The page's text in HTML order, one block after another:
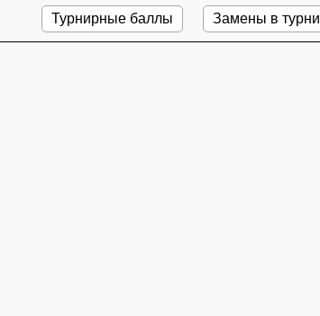
Турнирные баллы Замены в